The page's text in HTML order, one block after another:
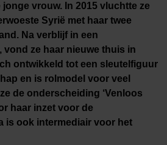
vrouw. In 2015 vluchtte ze
Syrië met haar twee
Na verblijf in een
ze haar nieuwe thuis in
ontwikkeld tot een sleutelfiguur
en is rolmodel voor veel
de onderscheiding ‘Venloos
haar inzet voor de
is ook intermediair voor het